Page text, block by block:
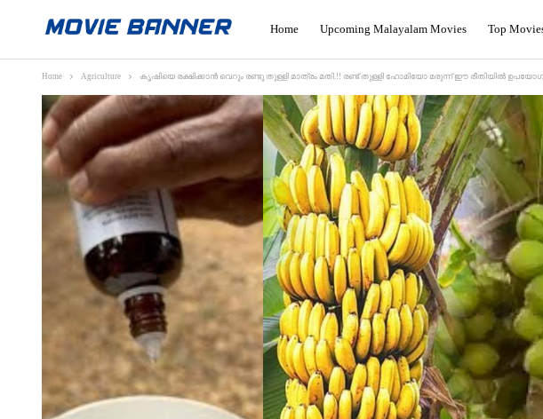
Home Upcoming Malayalam Movies Top
Home Agriculture കൃഷിയെ രക്ഷിക്കാൻ വെറും രണ്ടു തുള്ളി മാത്രം മതി.!! രണ്ട് തുള്ളി ഹോമിയോ മരുന്ന് ഈ രീതിയിൽ ഉപയോഗിച്ച്